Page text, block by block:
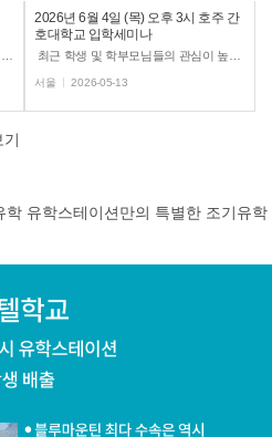
2026년 6월 4일 (목) 오후 3시 호주 간
호대학교 입학세미나
서울 2026-05-13